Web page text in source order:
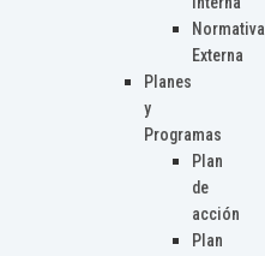
Normativa
Externa
Planes
y
Programas
Plan
de
acción
Plan